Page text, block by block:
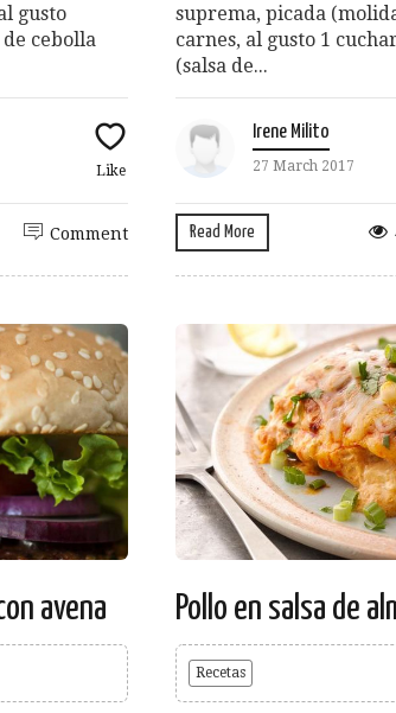
gusto
cebolla
Like
Comment
suprema, picada
carnes, al gusto 1
(salsa de...
Irene Milito
27 March 2017
Read More
avena Pollo en salsa de
Recetas